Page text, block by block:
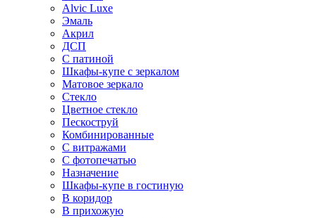
Alvic Luxe
Эмаль
Акрил
ДСП
С патиной
Шкафы-купе с зеркалом
Матовое зеркало
Стекло
Цветное стекло
Пескоструй
Комбинированные
С витражами
С фотопечатью
Назначение
Шкафы-купе в гостиную
В коридор
В прихожую